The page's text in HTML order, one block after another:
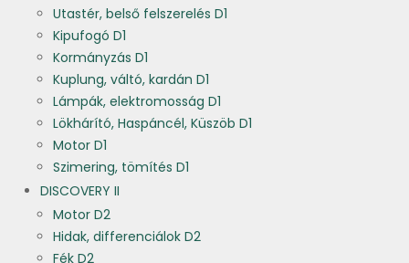
Utastér, belső felszerelés D1
Kipufogó D1
Kormányzás D1
Kuplung, váltó, kardán D1
Lámpák, elektromosság D1
Lökhárító, Haspáncél, Küszöb D1
Motor D1
Szimering, tömítés D1
DISCOVERY II
Motor D2
Hidak, differenciálok D2
Fék D2